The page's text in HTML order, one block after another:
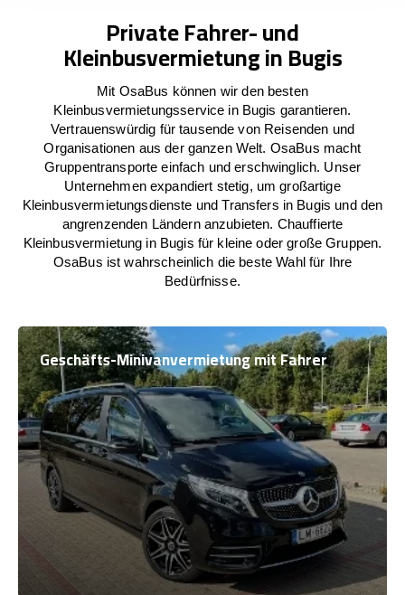
Private Fahrer- und
Kleinbusvermietung in Bugis
Mit OsaBus können wir den besten
Kleinbusvermietungsservice in Bugis garantieren.
Vertrauenswürdig für tausende von Reisenden und
Organisationen aus der ganzen Welt. OsaBus macht
Gruppentransporte einfach und erschwinglich. Unser
Unternehmen expandiert stetig, um großartige
Kleinbusvermietungsdienste und Transfers in Bugis und den
angrenzenden Ländern anzubieten. Chauffierte
Kleinbusvermietung in Bugis für kleine oder große Gruppen.
OsaBus ist wahrscheinlich die beste Wahl für Ihre
Bedürfnisse.
Geschäfts-Minivanvermietung mit Fahrer